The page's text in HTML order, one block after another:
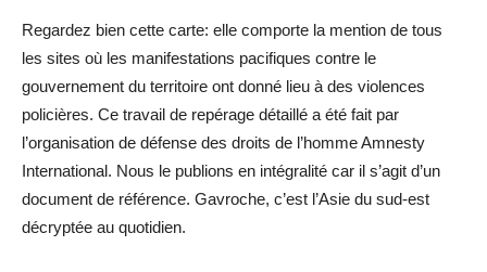
Regardez bien cette carte: elle comporte la mention de tous
les sites où les manifestations pacifiques contre le
gouvernement du territoire ont donné lieu à des violences
policières. Ce travail de repérage détaillé a été fait par
l’organisation de défense des droits de l’homme Amnesty
International. Nous le publions en intégralité car il s’agit d’un
document de référence. Gavroche, c’est l’Asie du sud-est
décryptée au quotidien.